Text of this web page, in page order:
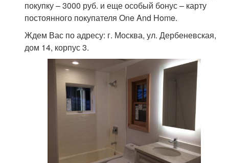
покупку – 3000 руб. и еще особый бонус – карту
постоянного покупателя One And Home.
Ждем Вас по адресу: г. Москва, ул. Дербеневская,
дом 14, корпус 3.